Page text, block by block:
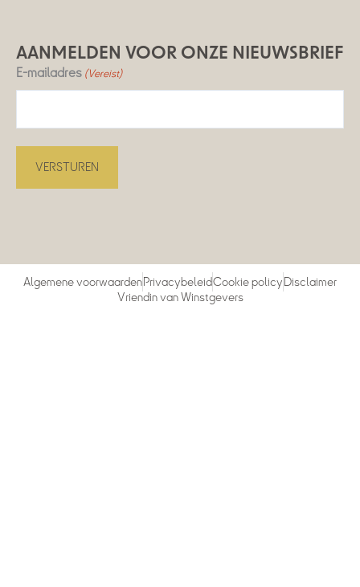
AANMELDEN VOOR ONZE NIEUWSBRIEF
E-mailadres (Vereist)
Algemene voorwaardenPrivacybeleidCookie policyDisclaimer
Vriendin van Winstgevers